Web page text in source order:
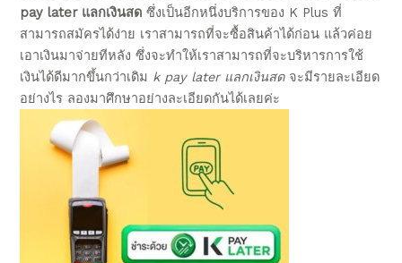
pay later แลกเงินสด ซึ่งเป็นอีกหนึ่งบริการของ K Plus ที่
สามารถสมัครได้ง่าย เราสามารถที่จะซื้อสินค้าได้ก่อน แล้วค่อย
เอาเงินมาจ่ายทีหลัง ซึ่งจะทำให้เราสามารถที่จะบริหารการใช้
เงินได้ดีมากขึ้นกว่าเดิม k pay later แลกเงินสดจะมีรายละเอียด
อย่างไร ลองมาศึกษาอย่างละเอียดกันได้เลยค่ะ